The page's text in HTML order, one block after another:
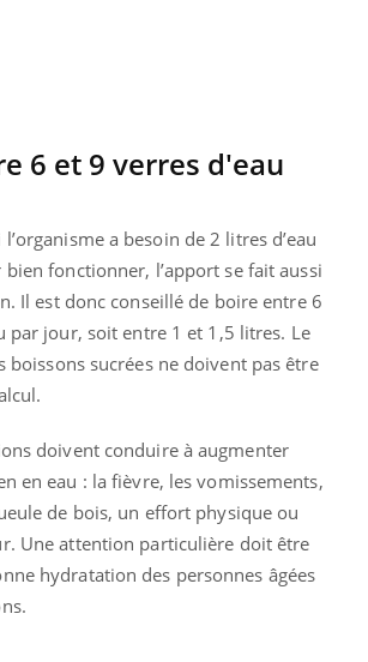
6 et 9 verres d'eau
a besoin de 2 litres d’eau
fonctionner, l’apport se fait aussi
Il est donc conseillé de boire entre 6
par jour, soit entre 1 et 1,5 litres. Le
boissons sucrées ne doivent pas être
doivent conduire à augmenter
en eau : la fièvre, les vomissements,
de bois, un effort physique ou
Une attention particulière doit être
hydratation des personnes âgées